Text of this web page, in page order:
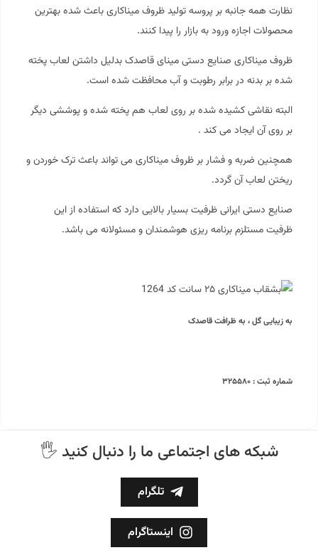
نظارت همه جانبه بر پروسه تولید ظروف میناکاری باعث شده بهترین
محصولات اجازه ورود به بازار را پیدا کنند.
ظروف میناکاری صنایع دستی مینای قاصدک بدلیل داشتن لعاب پخته
شده بر بدنه در برابر رطوبت و آب محافظت شده است.
البته نقاشی کشیده شده بر روی لعاب هم پخته شده و پوششی دیگر
بر روی آن ایجاد می کند .
همچنین ضربه و فشار بر ظروف میناکاری می تواند باعث ترک خوردن و
ریختن لعاب آن گردد.
صنایع دستی ایرانی ظرفیت بسیار بالایی دارد که استفاده از این
ظرفیت مستلزم برنامه ریزی هوشمندان و مسئولانه می باشد.
به زیبایی گل ، به ظرافت قاصدک
شماره ثبت : ۳۲۵۵۸۰
🖐 شبکه های اجتماعی ما را دنبال کنید
تلگرام
اینستاگرام